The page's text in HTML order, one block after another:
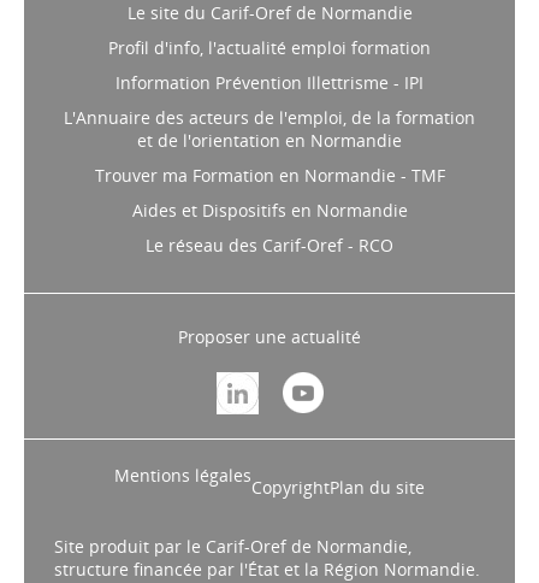
Le site du Carif-Oref de Normandie
Profil d'info, l'actualité emploi formation
Information Prévention Illettrisme - IPI
L'Annuaire des acteurs de l'emploi, de la formation
et de l'orientation en Normandie
Trouver ma Formation en Normandie - TMF
Aides et Dispositifs en Normandie
Le réseau des Carif-Oref - RCO
Proposer une actualité
Mentions légales
CopyrightPlan du site
Site produit par le Carif-Oref de Normandie,
structure financée par l'État et la Région Normandie.